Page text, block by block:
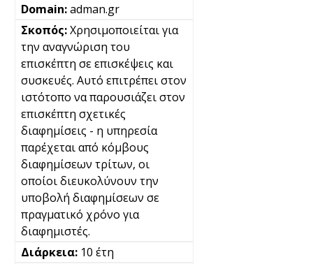
adman.gr
Χρησιμοποιείται για
την αναγνώριση του
επισκέπτη σε επισκέψεις και
συσκευές. Αυτό επιτρέπει στον
ιστότοπο να παρουσιάζει στον
επισκέπτη σχετικές
διαφημίσεις - η υπηρεσία
παρέχεται από κόμβους
διαφημίσεων τρίτων, οι
οποίοι διευκολύνουν την
υποβολή διαφημίσεων σε
πραγματικό χρόνο για
διαφημιστές.
10 έτη